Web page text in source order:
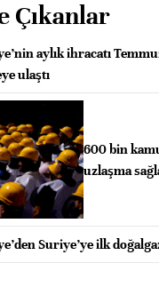
Çıkanlar
aylık ihracatı
ulaştı
600 bin
uzlaşma
Suriye’ye ilk